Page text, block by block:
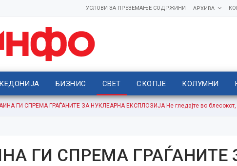
АРХИВА
УСЛОВИ ЗА ПРЕЗЕМАЊЕ СОДРЖИНИ
БИЗНИС СВЕТ СКОПЈЕ КОЛУМНИ
ГИ СПРЕМА ГРАЃАНИТЕ ЗА НУКЛЕАРНА ЕКСПЛОЗИЈА Не гледајте во блесокот,
ГИ СПРЕМА ГРАЃАНИТЕ